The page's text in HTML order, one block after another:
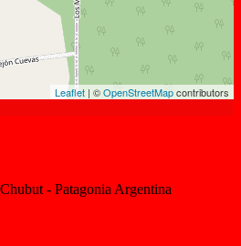
Leaflet | ©OpenStreetMapcontributors
- Patagonia Argentina